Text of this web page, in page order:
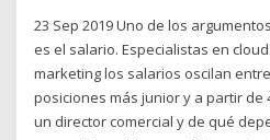
23 Sep 2019 Uno de los
es el salario. Especialistas en
marketing los salarios oscilan entre
posiciones más junior y a partir de
un director comercial y de qué